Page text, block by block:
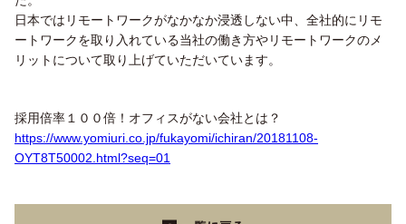
日本ではリモートワークがなかなか浸透しない中、全社的にリモ
ートワークを取り入れている当社の働き方やリモートワークのメ
リットについて取り上げていただいています。
採用倍率１００倍！オフィスがない会社とは？
https://www.yomiuri.co.jp/fukayomi/ichiran/20181108-
OYT8T50002.html?seq=01